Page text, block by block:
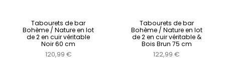
Tabourets de bar
Bohème / Nature en lot
de 2 en cuir véritable
Noir 60 cm
120,99 €
Tabourets de bar
Bohème / Nature en lot
de 2 en cuir véritable &
Bois Brun 75 cm
122,99 €